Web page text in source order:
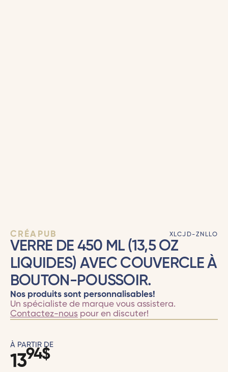
CRÉAPUB XLCJD-ZNLLO
VERRE DE 450 ML (13,5 OZ
LIQUIDES) AVEC COUVERCLE À
BOUTON-POUSSOIR.
Nos produits sont personnalisables!
Un spécialiste de marque vous assistera.
Contactez-nouspour en discuter!
À PARTIR DE
1394$